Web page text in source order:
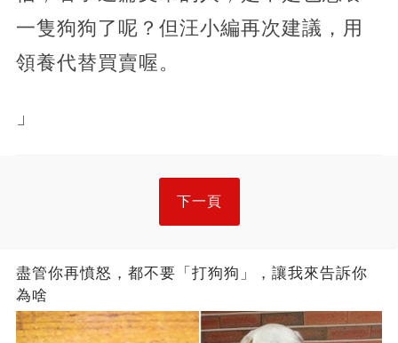
一隻狗狗了呢？但汪小編再次建議，用
領養代替買賣喔。
」
下一頁
盡管你再憤怒，都不要「打狗狗」，讓我來告訴你
為啥